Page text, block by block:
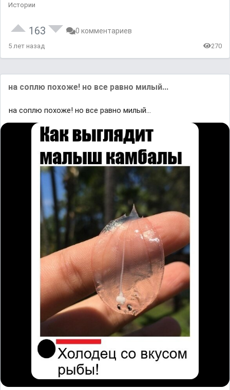
Истории
163 0 комментариев
5 лет назад 270
на соплю похоже! но все равно милый...
на соплю похоже! но все равно милый...